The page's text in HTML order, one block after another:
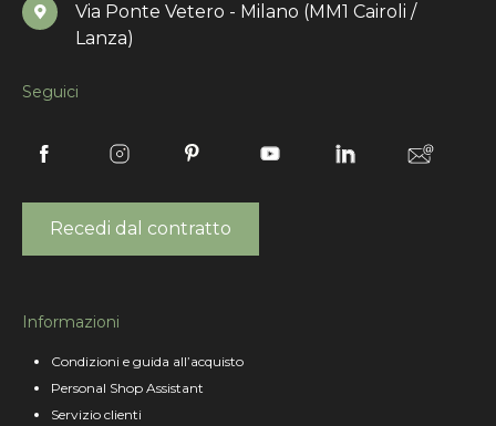
Via Ponte Vetero - Milano (MM1 Cairoli /
Lanza)
Seguici
Recedi dal contratto
Informazioni
Condizioni e guida all’acquisto
Personal Shop Assistant
Servizio clienti